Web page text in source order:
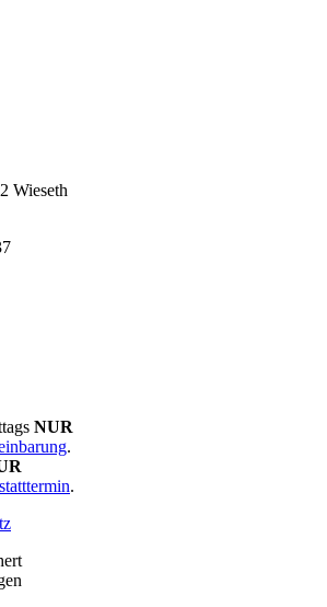
Wieseth
NUR
.
.